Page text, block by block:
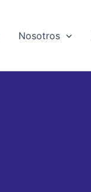
Nosotros